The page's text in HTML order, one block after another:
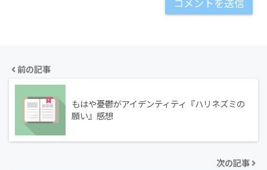
前の記事
もはや憂鬱がアイデンティティ『ハリネズミの
願い』感想
次の記事